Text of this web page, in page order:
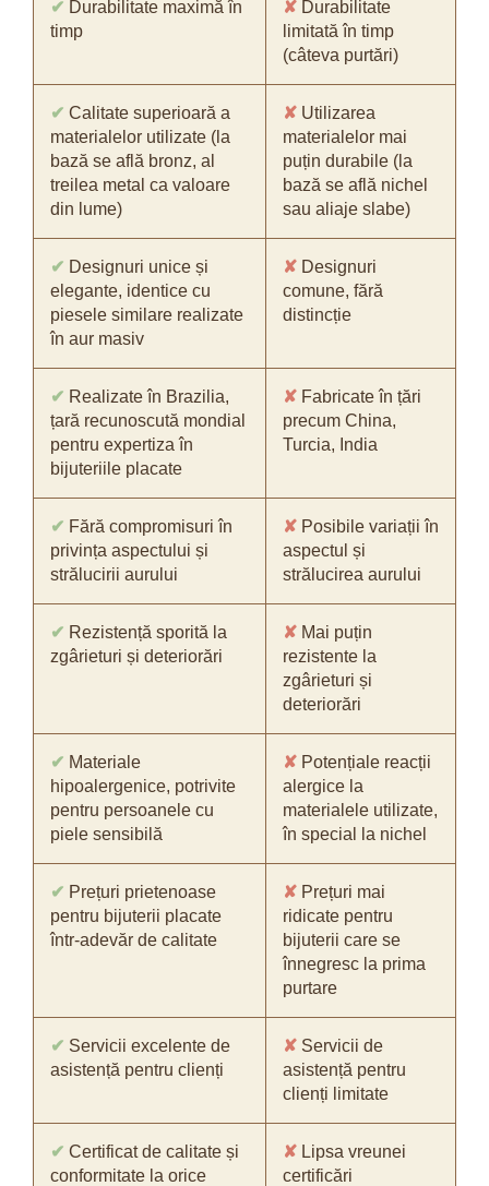
✔ Durabilitate maximă în
timp
✘ Durabilitate
limitată în timp
(câteva purtări)
✔ Calitate superioară a
materialelor utilizate (la
bază se află bronz, al
treilea metal ca valoare
din lume)
✘ Utilizarea
materialelor mai
puțin durabile (la
bază se află nichel
sau aliaje slabe)
✔ Designuri unice și
elegante, identice cu
piesele similare realizate
în aur masiv
✘ Designuri
comune, fără
distincție
✔ Realizate în Brazilia,
țară recunoscută mondial
pentru expertiza în
bijuteriile placate
✘ Fabricate în țări
precum China,
Turcia, India
✔ Fără compromisuri în
privința aspectului și
strălucirii aurului
✘ Posibile variații în
aspectul și
strălucirea aurului
✔ Rezistență sporită la
zgârieturi și deteriorări
✘ Mai puțin
rezistente la
zgârieturi și
deteriorări
✔ Materiale
hipoalergenice, potrivite
pentru persoanele cu
piele sensibilă
✘ Potențiale reacții
alergice la
materialele utilizate,
în special la nichel
✔ Prețuri prietenoase
pentru bijuterii placate
într-adevăr de calitate
✘ Prețuri mai
ridicate pentru
bijuterii care se
înnegresc la prima
purtare
✔ Servicii excelente de
asistență pentru clienți
✘ Servicii de
asistență pentru
clienți limitate
✔ Certificat de calitate și
conformitate la orice
✘ Lipsa vreunei
certificări